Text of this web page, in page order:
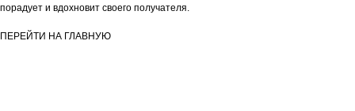
порадует и вдохновит своего получателя.
ПЕРЕЙТИ НА ГЛАВНУЮ